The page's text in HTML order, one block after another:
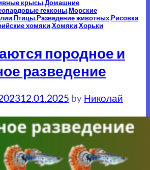
крысы,Домашние
гекконы,Морские
,Птицы,Разведение животных,Рисовка
хомяки,Хомяки,Хорьки
породное и
разведение
12.01.2025 by Николай